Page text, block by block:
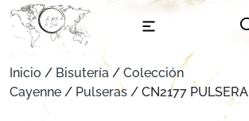
Inicio / Bisutería/ Colección
Cayenne / Pulseras / CN2177 PULSERA